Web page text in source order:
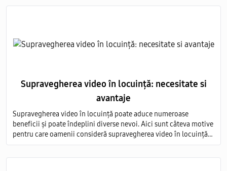
Supravegherea video în locuință: necesitate si
avantaje
Supravegherea video în locuință poate aduce numeroase
beneficii și poate îndeplini diverse nevoi. Aici sunt câteva motive
pentru care oamenii consideră supravegherea video în locuință
ca fiind necesară, precum și avantajele asociate acestei practici